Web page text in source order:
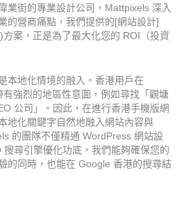
業街的專業設計公司，Mattpixels 深入
的營商痛點，我們提供的[網站設計]
案，正是為了最大化您的 ROI（投資
本地化情境的融入。香港用戶在
強烈的地區性意圖，例如尋找「觀塘
公司」。因此，在進行香港手機版網
地化關鍵字自然地融入網站內容與
的團隊不僅精通 WordPress 網站設
搜尋引擎優化功底，我們能夠確保您的
的同時，也能在 Google 香港的搜尋結